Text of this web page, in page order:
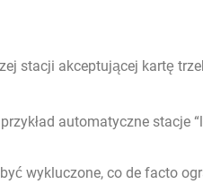
stacji akceptującej kartę
automatyczne stacje
wykluczone, co de facto